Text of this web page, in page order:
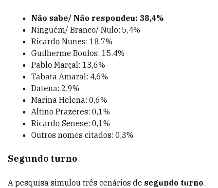
Não sabe/ Não respondeu: 38,4%
Ninguém/ Branco/ Nulo: 5,4%
Ricardo Nunes: 18,7%
Guilherme Boulos: 15,4%
Pablo Marçal: 13,6%
Tabata Amaral: 4,6%
Datena: 2,9%
Marina Helena: 0,6%
Altino Prazeres: 0,1%
Ricardo Senese: 0,1%
Outros nomes citados: 0,3%
Segundo turno
A pesquisa simulou três cenários de segundo turno.